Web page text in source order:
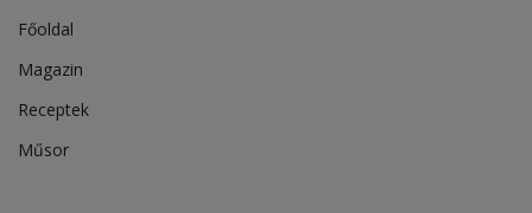
Főoldal
Magazin
Receptek
Műsor